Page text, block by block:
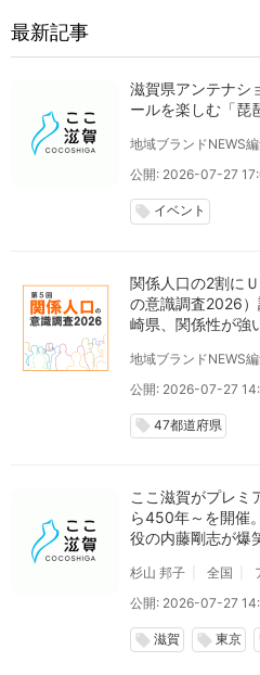
最新記事
滋賀県アンテナシ
ールを楽しむ「琵
地域ブランドNEWS
公開: 2026-07-27
local_offer イベント
関係人口の2割に
の意識調査2026
崎県、関係性が強
地域ブランドNEWS
公開: 2026-07-27
local_offer 47都道府県
ここ滋賀がプレミ
ら450年～を開催
役の内藤剛志が爆
杉山 邦子 全国
公開: 2026-07-27
local_offer 滋賀 local_offer 東京